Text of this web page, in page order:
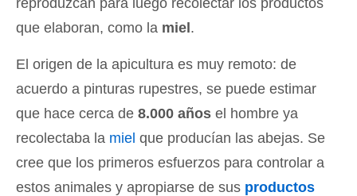
reproduzcan para luego recolectar los productos
que elaboran, como la miel .
El origen de la apicultura es muy remoto: de
acuerdo a pinturas rupestres, se puede estimar
que hace cerca de 8.000 años el hombre ya
recolectaba la miel que producían las abejas. Se
cree que los primeros esfuerzos para controlar a
estos animales y apropiarse de sus productos